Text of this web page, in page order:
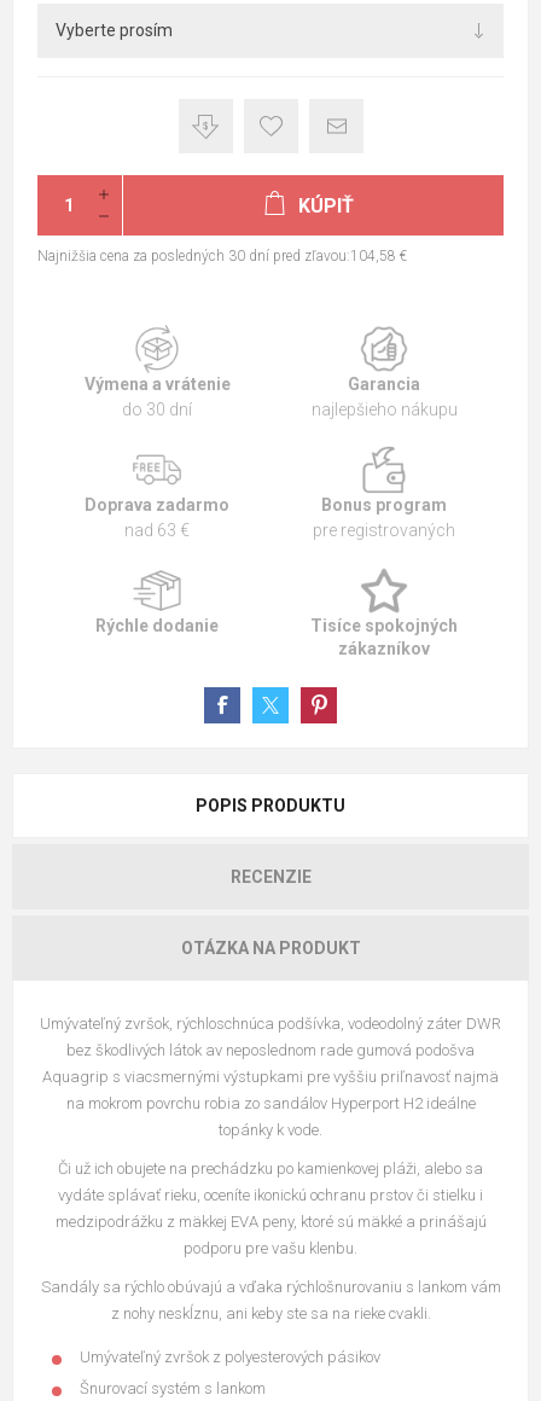
KÚPIŤ
Najnižšia cena za posledných 30 dní pred zľavou:104,58 €
Výmena a vrátenie
do 30 dní
Garancia
najlepšieho nákupu
Doprava zadarmo
nad 63 €
Bonus program
pre registrovaných
Rýchle dodanie
Tisíce spokojných
zákazníkov
POPIS PRODUKTU
RECENZIE
OTÁZKA NA PRODUKT
Umývateľný zvršok, rýchloschnúca podšívka, vodeodolný záter DWR
bez škodlivých látok av neposlednom rade gumová podošva
Aquagrip s viacsmernými výstupkami pre vyššiu priľnavosť najmä
na mokrom povrchu robia zo sandálov Hyperport H2 ideálne
topánky k vode.
Či už ich obujete na prechádzku po kamienkovej pláži, alebo sa
vydáte splávať rieku, oceníte ikonickú ochranu prstov či stielku i
medzipodrážku z mäkkej EVA peny, ktoré sú mäkké a prinášajú
podporu pre vašu klenbu.
Sandály sa rýchlo obúvajú a vďaka rýchlošnurovaniu s lankom vám
z nohy neskĺznu, ani keby ste sa na rieke cvakli.
Umývateľný zvršok z polyesterových pásikov
Šnurovací systém s lankom